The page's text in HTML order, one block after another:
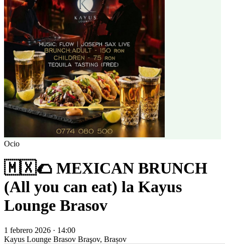
Ocio
🇲🇽🌮 MEXICAN BRUNCH
(All you can eat) la Kayus
Lounge Brasov
1 febrero 2026 · 14:00
Kayus Lounge Brasov Braşov, Brașov